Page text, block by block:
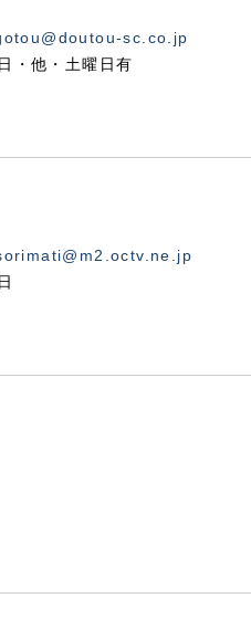
sc.co.jp
・他・土曜日有